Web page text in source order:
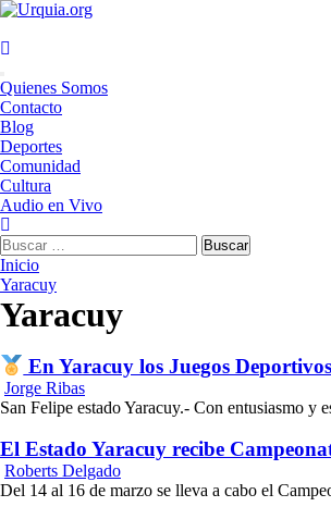
Saltar
contenido
Menú
principal
Quienes Somos
Contacto
Blog
Deportes
Comunidad
Cultura
Audio en Vivo
Buscar:
Inicio
Yaracuy
Yaracuy
En Yaracuy los Juegos
Jorge Ribas
San Felipe estado Yaracuy.- Con entusiasmo y
El Estado Yaracuy recibe
Roberts Delgado
Del 14 al 16 de marzo se lleva a cabo el